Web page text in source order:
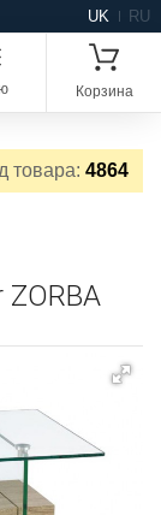
UK RU
Корзина
товара: 4864